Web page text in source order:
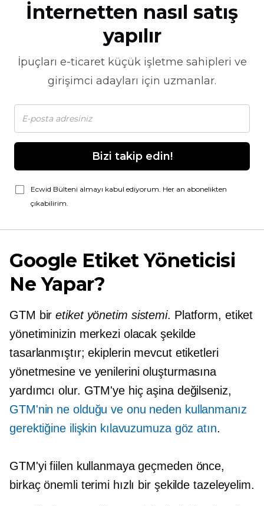
İnternetten nasıl satış
yapılır
İpuçları e-ticaretküçük işletme sahipleri ve
girişimci adayları için uzmanlar.
Bizi takip edin!
Ecwid Bülteni almayı kabul ediyorum. Her an abonelikten
çıkabilirim.
Google Etiket Yöneticisi
Ne Yapar?
GTM biretiket yönetim sistemi. Platform, etiket
yönetiminizin merkezi olacak şekilde
tasarlanmıştır; ekiplerin mevcut etiketleri
yönetmesine ve yenilerini oluşturmasına
yardımcı olur. GTM'ye hiç aşina değilseniz,
GTM'nin ne olduğu ve onu neden kullanmanız
gerektiğine ilişkin kılavuzumuza göz atın.
GTM'yi fiilen kullanmaya geçmeden önce,
birkaç önemli terimi hızlı bir şekilde tazeleyelim.